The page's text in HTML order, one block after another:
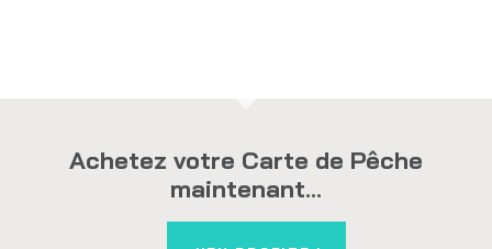
Achetez votre Carte de Pêche
maintenant...